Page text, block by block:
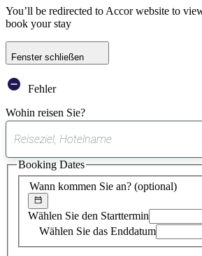
You’ll be redirected to Accor website to
book your stay
Fenster schließen
Fehler
Wohin reisen Sie?
Vorschlag
Wann kommen Sie an? (optional)
Wählen Sie den Starttermin
Wählen Sie das Enddatum
Booking Dates